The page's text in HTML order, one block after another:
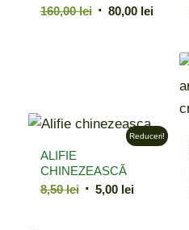
160,00lei Prețul
80,00 leiPrețul
80,00
ALIFIE
CHINEZEASCĂ
8,50lei Prețul
5,00 leiPrețul
Reduceri!